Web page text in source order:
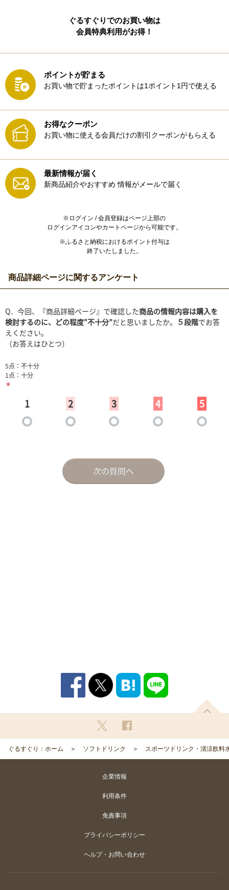
ぐるすぐりでのお買い物は
会員特典利用がお得！
ポイントが貯まる
お買い物で貯まったポイントは1ポイント1円で使える
お得なクーポン
お買い物に使える会員だけの割引クーポンがもらえる
最新情報が届く
新商品紹介やおすすめ 情報がメールで届く
※ログイン / 会員登録はページ上部の
ログインアイコンやカートページから可能です。
※ふるさと納税におけるポイント付与は
終了いたしました。
商品詳細ページに関するアンケート
ぐるすぐり：ホーム ソフトドリンク スポーツドリンク・清涼飲料
企業情報
利用条件
免責事項
プライバシーポリシー
ヘルプ・お問い合わせ